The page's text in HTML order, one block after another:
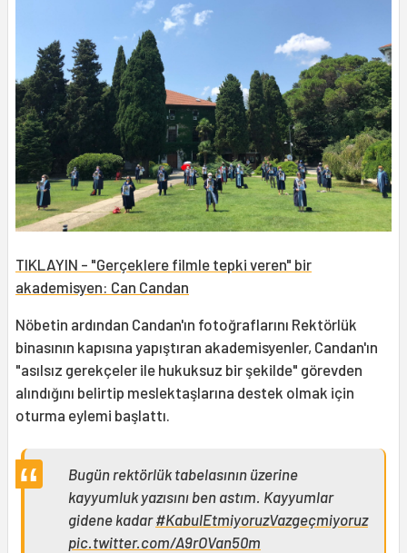
TIKLAYIN - "Gerçeklere filmle tepki veren" bir
akademisyen: Can Candan
Nöbetin ardından Candan'ın fotoğraflarını Rektörlük
binasının kapısına yapıştıran akademisyenler, Candan'ın
"asılsız gerekçeler ile hukuksuz bir şekilde" görevden
alındığını belirtip meslektaşlarına destek olmak için
oturma eylemi başlattı.
Bugün rektörlük tabelasının üzerine
kayyumluk yazısını ben astım. Kayyumlar
gidene kadar#KabulEtmiyoruzVazgeçmiyoruz
pic.twitter.com/A9rOVan50m